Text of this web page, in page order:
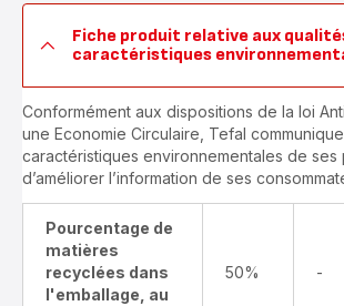
Fiche produit relative aux
caractéristiques
Conformément aux dispositions de la loi
une Economie Circulaire, Tefal
caractéristiques environnementales de ses
d’améliorer l’information de ses
Pourcentage de
matières
recyclées dans
l'emballage, au
50% -